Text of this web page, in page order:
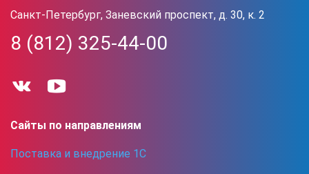
Санкт-Петербург, Заневский проспект, д. 30, к. 2
8 (812) 325-44-00
Сайты по направлениям
Поставка и внедрение 1С